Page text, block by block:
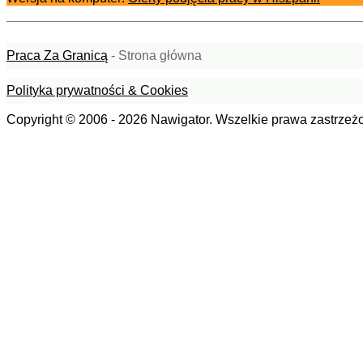
Praca Za Granicą - Strona główna
Polityka prywatności & Cookies
Copyright © 2006 - 2026 Nawigator. Wszelkie prawa